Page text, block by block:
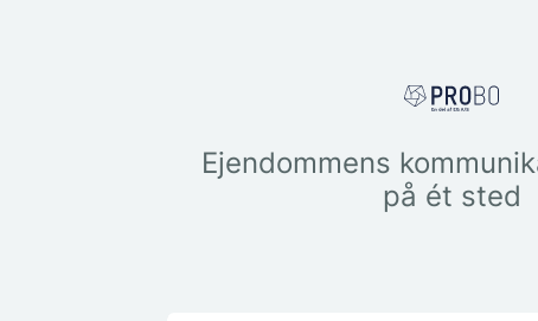
Ejendommens
på ét sted